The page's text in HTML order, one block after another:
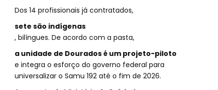
Dos 14 profissionais já contratados,
sete são indígenas
, bilíngues. De acordo com a pasta,
a unidade de Dourados é um projeto-piloto
e integra o esforço do governo federal para
universalizar o Samu 192 até o fim de 2026.